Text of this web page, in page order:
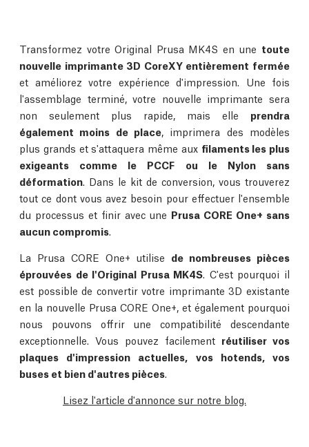
Transformez votre Original Prusa MK4S en une toute
nouvelle imprimante 3D CoreXY entièrement fermée
et améliorez votre expérience d'impression. Une fois
l'assemblage terminé, votre nouvelle imprimante sera
non seulement plus rapide, mais elle prendra
également moins de place, imprimera des modèles
plus grands et s'attaquera même aux filaments les plus
exigeants comme le PCCF ou le Nylon sans
déformation. Dans le kit de conversion, vous trouverez
tout ce dont vous avez besoin pour effectuer l'ensemble
du processus et finir avec une Prusa CORE One+ sans
aucun compromis.
La Prusa CORE One+ utilise de nombreuses pièces
éprouvées de l'Original Prusa MK4S. C'est pourquoi il
est possible de convertir votre imprimante 3D existante
en la nouvelle Prusa CORE One+, et également pourquoi
nous pouvons offrir une compatibilité descendante
exceptionnelle. Vous pouvez facilement réutiliser vos
plaques d'impression actuelles, vos hotends, vos
buses et bien d'autres pièces.
Lisez l'article d'annonce sur notre blog.